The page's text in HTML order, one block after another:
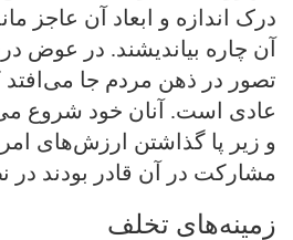
درک اندازه و ابعاد آن عاجز
آن چاره بیاندیشند. در عوض
تصور در ذهن مردم جا
عادی است. آنان خود شروع
و زیر پا گذاشتن ارزش‌های
مشارکت در آن قادر بودند در
زمینه‌های تخلف